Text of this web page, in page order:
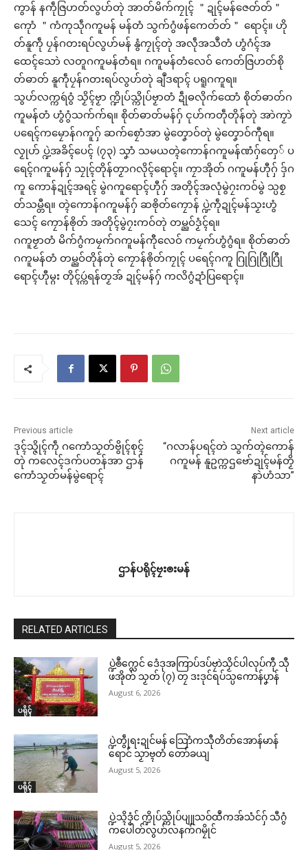
ကွာန် နကဵုဇြဟတ်လွဟ်တုဲ အာတ်မိက်ကၠုၚ် ＂ဍုၚ်မန်ဇေတ်တ်＂
ကေုာံ ＂ကံကုသဵုဂကူမန် မန်တံ သွက်ဂွံဖန်ကေတ်တ်＂ ရောၚ်။ ဟို
တ်နူကဵု ပၠန်ဂတးရပ်လွဟ်မန် နွံကၠုၚ်တုဲ အလဵုအသဳတံ ဟွံဂံၚ်အ
ထေၚ်သောဲ လတူဂကူမန်တံရ။ ဂကူမန်တံလေဝ် ကေတ်ဇြဟတ်စို
တ်ဓာတ် နူကဵုပၠန်ဂတးရပ်လွဟ်တုဲ ချဳဒရာၚ် ပရူဂကူရ။
သွဟ်လက္ကရဴဝွံ သၟိၚ်ဗၟာ က္ဍိုပ်သ္ကိုပ်ဗၟာတံ ဍဵုဓလိုက်ထောံ စိုတ်ဓာတ်ဂ
ကူမန်တံ ဟွံဂွံသက်က်ရ။ စိုတ်ဓာတ်မန်ဂှ် ၚုဟ်ကတဵုတိုန်တုဲ အာဲကၟာဲ
ပရေၚ်ကမၠောန်ဂကူဂှ် ဆက်စၠောံအာ မွဲတၞောဝ်တုဲ မွဲတၞောဝ်ကီုရ။
လၟုဟ် ပ္ဍဲအခိၚ်ပေၚ် (၇၃) သၞာံ သမယတ္ၚဲကောန်ဂကူမန်ဏံဂှ်တှေ် ပ
ရေၚ်ဂကူမန်ဂှ် သၠုၚ်တိုန်တၟာဂလိုၚ်ရောၚ်။ ကၠာအိုတ် ဂကူမန်ဟီုဂှ် ဒှ်ဂ
ကူ ကောန်ဍုၚ်အရၚ် မွဲဂကူရောၚ်ဟီုဂှ် အတိုၚ်အလုံမွဲဂၠးကဝ်မွဲ သ္ပစၟ
တ်သမ္တီရ။ တ္ၚဲကောန်ဂကူမန်ဂှ် ဆၜိုတ်ကၠောန် ပ္ဍဲကဵုဍုၚ်မန်သၟးဟွံ
သေၚ် ကၠောန်ၜိုတ် အတိုၚ်မွဲဂၠးကဝ်တုဲ တမ္ညဝ်ဒၟံၚ်ရ။
ဂကူဗၟာတံ မိက်ဂွံကမၠက်ဂကူမန်ကီုလေဝ် ကမၠက်ဟွံဂွံရ။ စိုတ်ဓာတ်
ဂကူမန်တံ တမ္ညဝ်တိုန်တုဲ ကၠောန်ၜိုတ်ကၠုၚ် ပရေၚ်ဂကူ ဂြုဂြုဂြီုဂြီု
ရောၚ်ဟီုမ္ဂး တိုၚ်ပ္ကဴရန်တၟအ် ဍုၚ်မန်ဂှ် ကလိဂွံဍာံပြရောၚ်။
Previous article
ဒုၚ်သ္ဇိုၚ်ကဵု ဂကောံသၟတ်ဗွိုၚ်စုၚ်
တုဲ ကလေၚ်ဒက်ပတန်အာ ဌာန်
ကောံသၟတ်မန်မွဲရောၚ်
Next article
“ဂလာန်ပရၚ်တဲ သွက်တ္ၚဲကောန်
ဂကူမန် နူဥက္ကဌဗော်ဍုၚ်မန်တၟိ
နာဲဟံသာ”
ဌာန်ပရိုၚ်ဗၠးၜးမန်
RELATED ARTICLES
ပရိုၚ်
ပ္ဍဲၜဳက္လေင် ဒေံဒုအကြာပ်ဒပ်ဗၠာဲသၟိင်ပါလုပ်ကီု သီု
ဖအိုတ် သၟတ် (၇) တၠ ဒးဒုင်ရပ်သ္ပကောန်ပၞာန်
August 6, 2026
ပရိုၚ်
ပ္ဍဲတွဵုရးဍုင်မန် သြောံကသီုတိတ်အောန်မာန်
ရောင် သၟာဗ္ၚတံ တော်ခယျ
August 5, 2026
ပ္ဍဲသ္ၚိဒၟံင် က္ဍိုပ်သ္ကိုပ်ပျူသဝ်ထဳကအ်သံင်ဂှ် သီဂွံ
ကပေါတ်လွဟ်လနက်ဂမၠိုင်
August 5, 2026